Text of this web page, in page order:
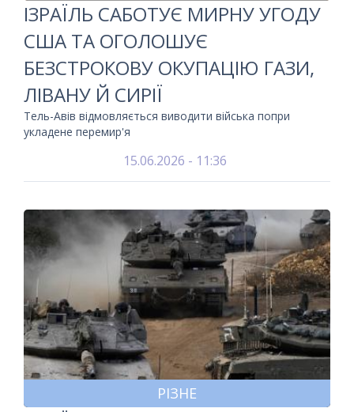
ІЗРАЇЛЬ САБОТУЄ МИРНУ УГОДУ
США ТА ОГОЛОШУЄ
БЕЗСТРОКОВУ ОКУПАЦІЮ ГАЗИ,
ЛІВАНУ Й СИРІЇ
Тель-Авів відмовляється виводити війська попри
укладене перемир'я
15.06.2026 - 11:36
РІЗНЕ